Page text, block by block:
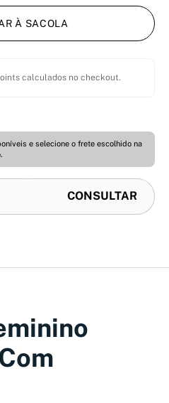
À SACOLA
calculados no checkout.
e selecione o frete escolhido na